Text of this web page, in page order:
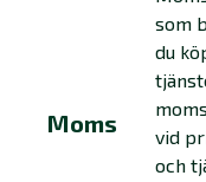
Moms
som
du
vid
och